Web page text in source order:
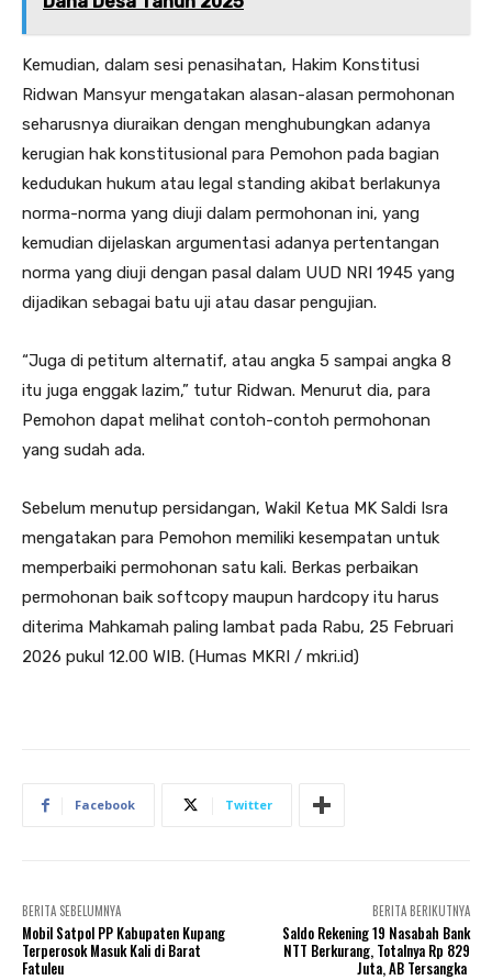
Kemudian, dalam sesi penasihatan, Hakim Konstitusi
Ridwan Mansyur mengatakan alasan-alasan permohonan
seharusnya diuraikan dengan menghubungkan adanya
kerugian hak konstitusional para Pemohon pada bagian
kedudukan hukum atau legal standing akibat berlakunya
norma-norma yang diuji dalam permohonan ini, yang
kemudian dijelaskan argumentasi adanya pertentangan
norma yang diuji dengan pasal dalam UUD NRI 1945 yang
dijadikan sebagai batu uji atau dasar pengujian.
“Juga di petitum alternatif, atau angka 5 sampai angka 8
itu juga enggak lazim,” tutur Ridwan. Menurut dia, para
Pemohon dapat melihat contoh-contoh permohonan
yang sudah ada.
Sebelum menutup persidangan, Wakil Ketua MK Saldi Isra
mengatakan para Pemohon memiliki kesempatan untuk
memperbaiki permohonan satu kali. Berkas perbaikan
permohonan baik softcopy maupun hardcopy itu harus
diterima Mahkamah paling lambat pada Rabu, 25 Februari
2026 pukul 12.00 WIB. (Humas MKRI / mkri.id)
Facebook Twitter
BERITA SEBELUMNYA
Mobil Satpol PP Kabupaten Kupang
Terperosok Masuk Kali di Barat
Fatuleu
BERITA BERIKUTNYA
Saldo Rekening 19 Nasabah Bank
NTT Berkurang, Totalnya Rp 829
Juta, AB Tersangka